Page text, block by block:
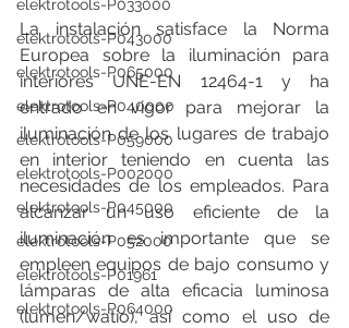
elektrotools-P033000
elektrotools-P043000
elektrotools-P065000
elektrotools-P040000
elektrotools-P059000
elektrotools-P002000
elektrotools-P045000
elektrotools-P052000
elektrotools-P01961
elektrotools-P064000
La instalación satisface la Norma
Europea sobre la iluminación para
interiores UNE-EN 12464-1 y ha
entrado en vigor para mejorar la
iluminación de los lugares de trabajo
en interior teniendo en cuenta las
necesidades de los empleados. Para
alcanzar un uso eficiente de la
iluminación es importante que se
empleen equipos de bajo consumo y
lámparas de alta eficacia luminosa
(lumen/watio), así como el uso de